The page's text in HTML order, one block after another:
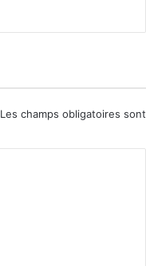
Les champs obligatoires sont